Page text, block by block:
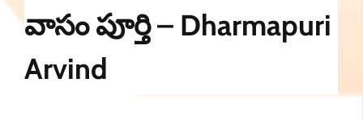
వాసం పూర్తి – Dharmapuri
Arvind